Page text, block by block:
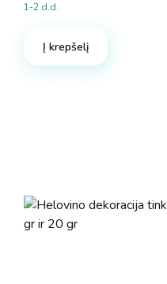
1-2 d.d.
Į krepšelį